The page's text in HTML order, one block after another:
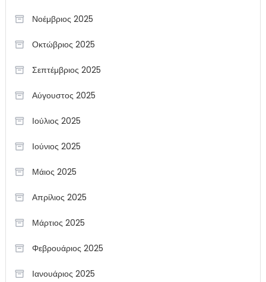
Νοέμβριος 2025
Οκτώβριος 2025
Σεπτέμβριος 2025
Αύγουστος 2025
Ιούλιος 2025
Ιούνιος 2025
Μάιος 2025
Απρίλιος 2025
Μάρτιος 2025
Φεβρουάριος 2025
Ιανουάριος 2025